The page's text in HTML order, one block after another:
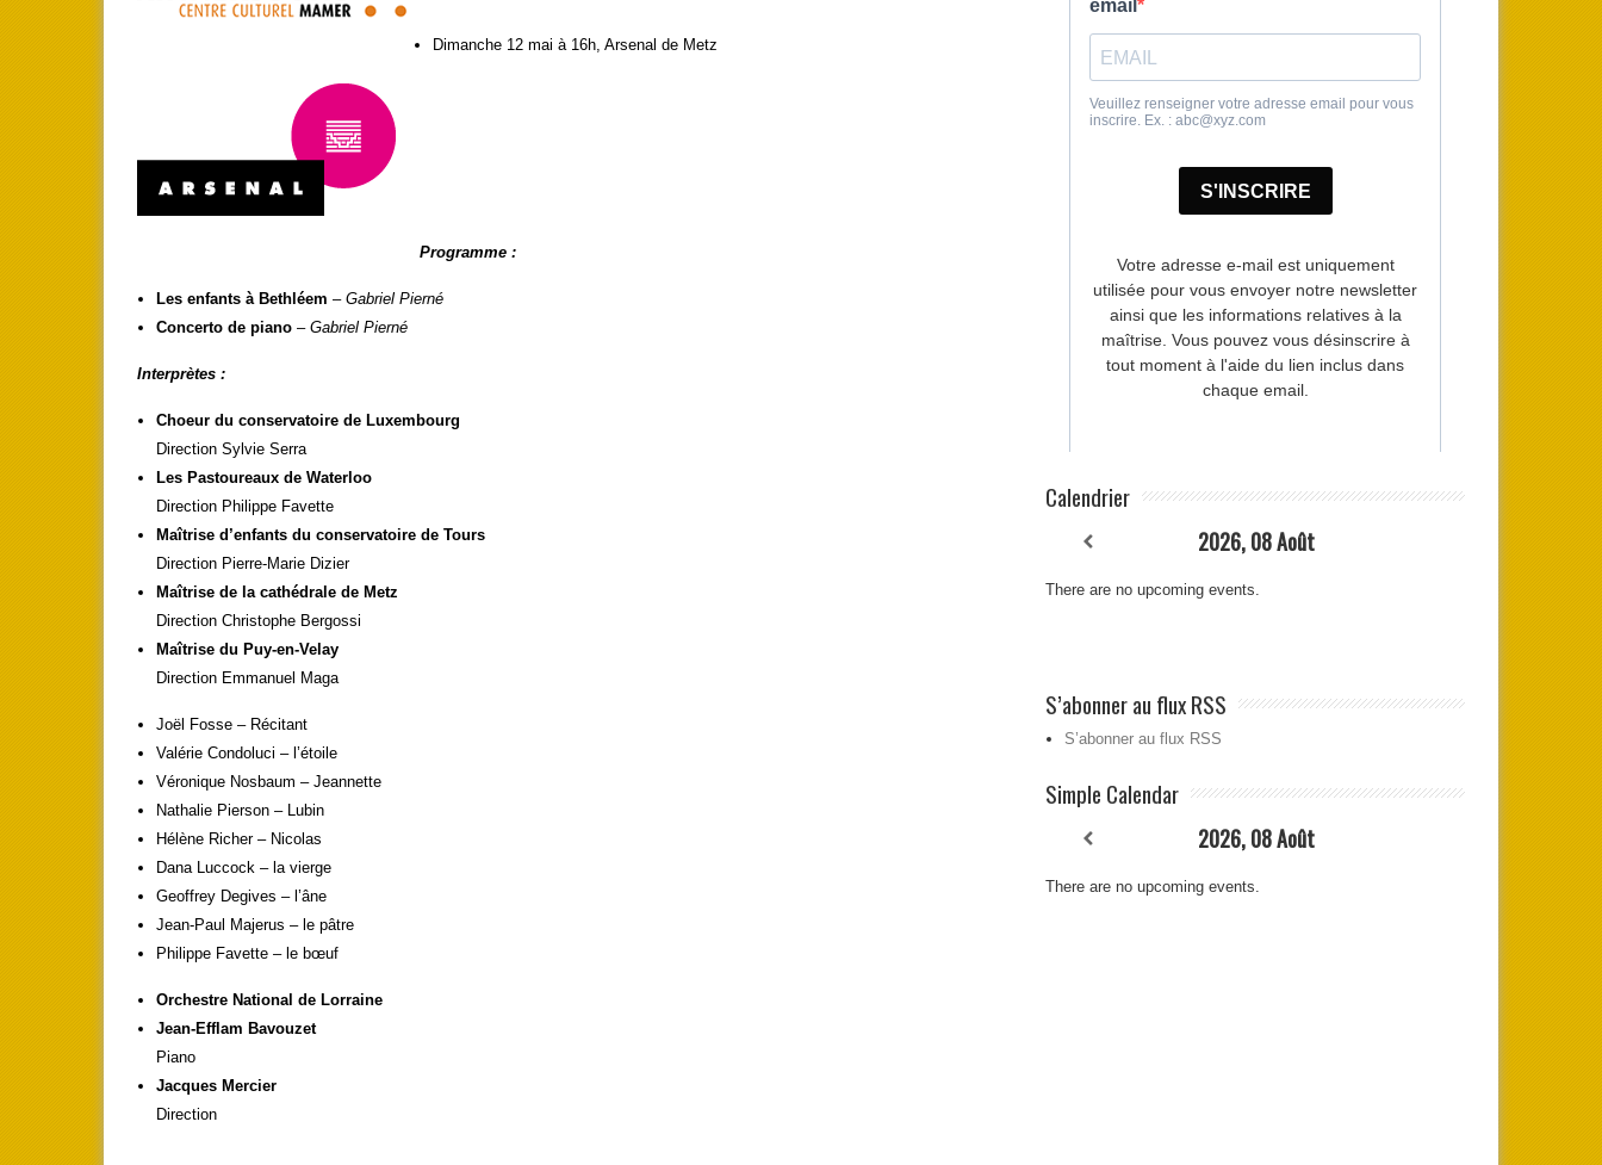
Dimanche 12 mai à 16h, Arsenal de Metz
Programme :
Les enfants à Bethléem – Gabriel Pierné
Concerto de piano – Gabriel Pierné
Interprètes :
Choeur du conservatoire de Luxembourg
Direction Sylvie Serra
Les Pastoureaux de Waterloo
Direction Philippe Favette
Maîtrise d’enfants du conservatoire de Tours
Direction Pierre-Marie Dizier
Maîtrise de la cathédrale de Metz
Direction Christophe Bergossi
Maîtrise du Puy-en-Velay
Direction Emmanuel Maga
Joël Fosse – Récitant
Valérie Condoluci – l’étoile
Véronique Nosbaum – Jeannette
Nathalie Pierson – Lubin
Hélène Richer – Nicolas
Dana Luccock – la vierge
Geoffrey Degives – l’âne
Jean-Paul Majerus – le pâtre
Philippe Favette – le bœuf
Orchestre National de Lorraine
Jean-Efflam Bavouzet
Piano
Jacques Mercier
Direction
Calendrier
2026, 08 Août
There are no upcoming events.
S’abonner au flux RSS
S’abonner au flux RSS
Simple Calendar
2026, 08 Août
There are no upcoming events.